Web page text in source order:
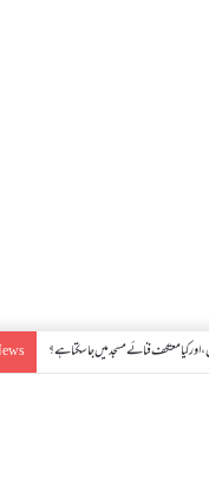
کیا معتکف فنائے مسجد میں جا سکتا ہے؟